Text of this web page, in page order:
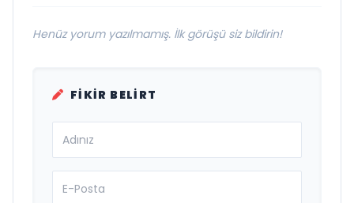
Henüz yorum yazılmamış. İlk görüşü siz bildirin!
FIKIR BELIRT